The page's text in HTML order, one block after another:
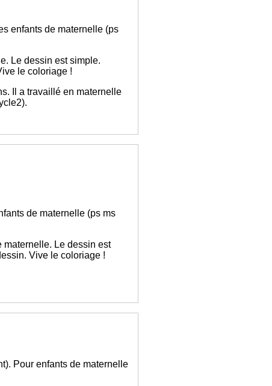
enfants de maternelle (ps
Le dessin est simple.
le coloriage !
Il a travaillé en maternelle
de maternelle (ps ms
maternelle. Le dessin est
Vive le coloriage !
Pour enfants de maternelle